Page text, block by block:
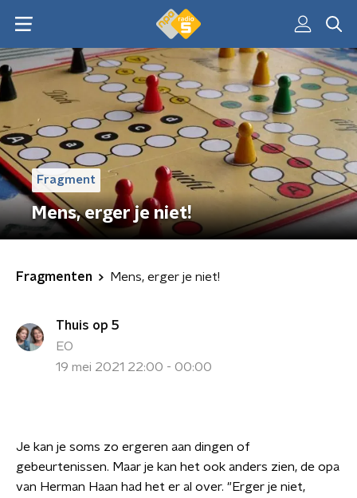
Fragment
Mens, erger je niet!
Fragmenten Mens, erger je niet!
Thuis op 5
EO
19 mei 2021 22:00 - 00:00
Je kan je soms zo ergeren aan dingen of
gebeurtenissen. Maar je kan het ook anders zien, de opa
van Herman Haan had het er al over. "Erger je niet,